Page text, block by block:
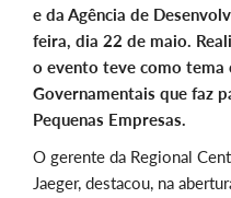
e da Agência de
feira, dia 22 de maio.
o evento teve como tema
Governamentais que faz
Pequenas Empresas.
O gerente da Regional
Jaeger, destacou, na